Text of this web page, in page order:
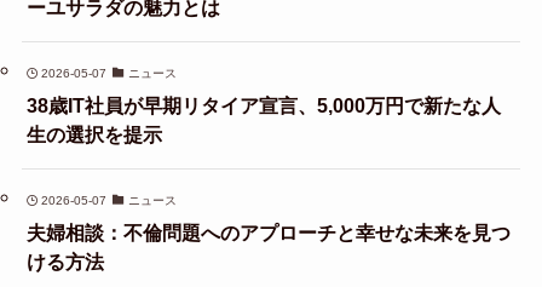
ーユサラダの魅力とは
2026-05-07 ニュース
38歳IT社員が早期リタイア宣言、5,000万円で新たな人
生の選択を提示
2026-05-07 ニュース
夫婦相談：不倫問題へのアプローチと幸せな未来を見つ
ける方法